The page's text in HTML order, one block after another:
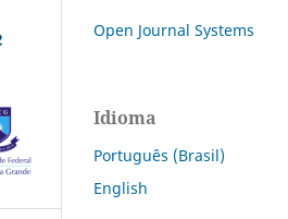
Open Journal Systems
Idioma
Português (Brasil)
English